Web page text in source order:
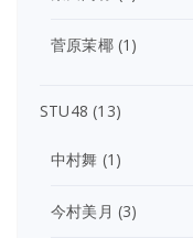
菅原茉椰(1)
STU48 (13)
中村舞 (1)
今村美月 (3)